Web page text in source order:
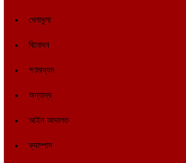
খেলাধুলা
বিনোদন
গণমাধ্যম
অন্যান্য
আইন আদালত
ক্যাম্পাস